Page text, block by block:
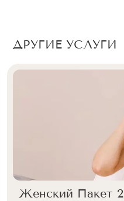
ДРУГИЕ УСЛУГИ
Женский Пакет 2